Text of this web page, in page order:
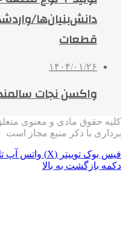
دانش‌بنیان‌ها/
قطعات
۱۴۰۴/۰۱/۲۶
واکسن نجات
کلیه حقوق مادی و معنوی
برداری با ذکر منبع مجاز است
فیس بوک توییتر (X) واتس آپ
دکمه بازگشت به بالا